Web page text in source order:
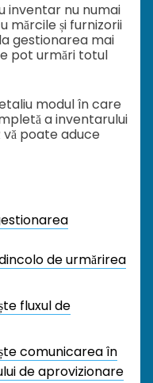
inventar nu numai
mărcile și furnizorii
gestionarea mai
pot urmări totul
modul în care
a inventarului
vă poate aduce
de urmărirea
fluxul de
comunicarea în
de aprovizionare